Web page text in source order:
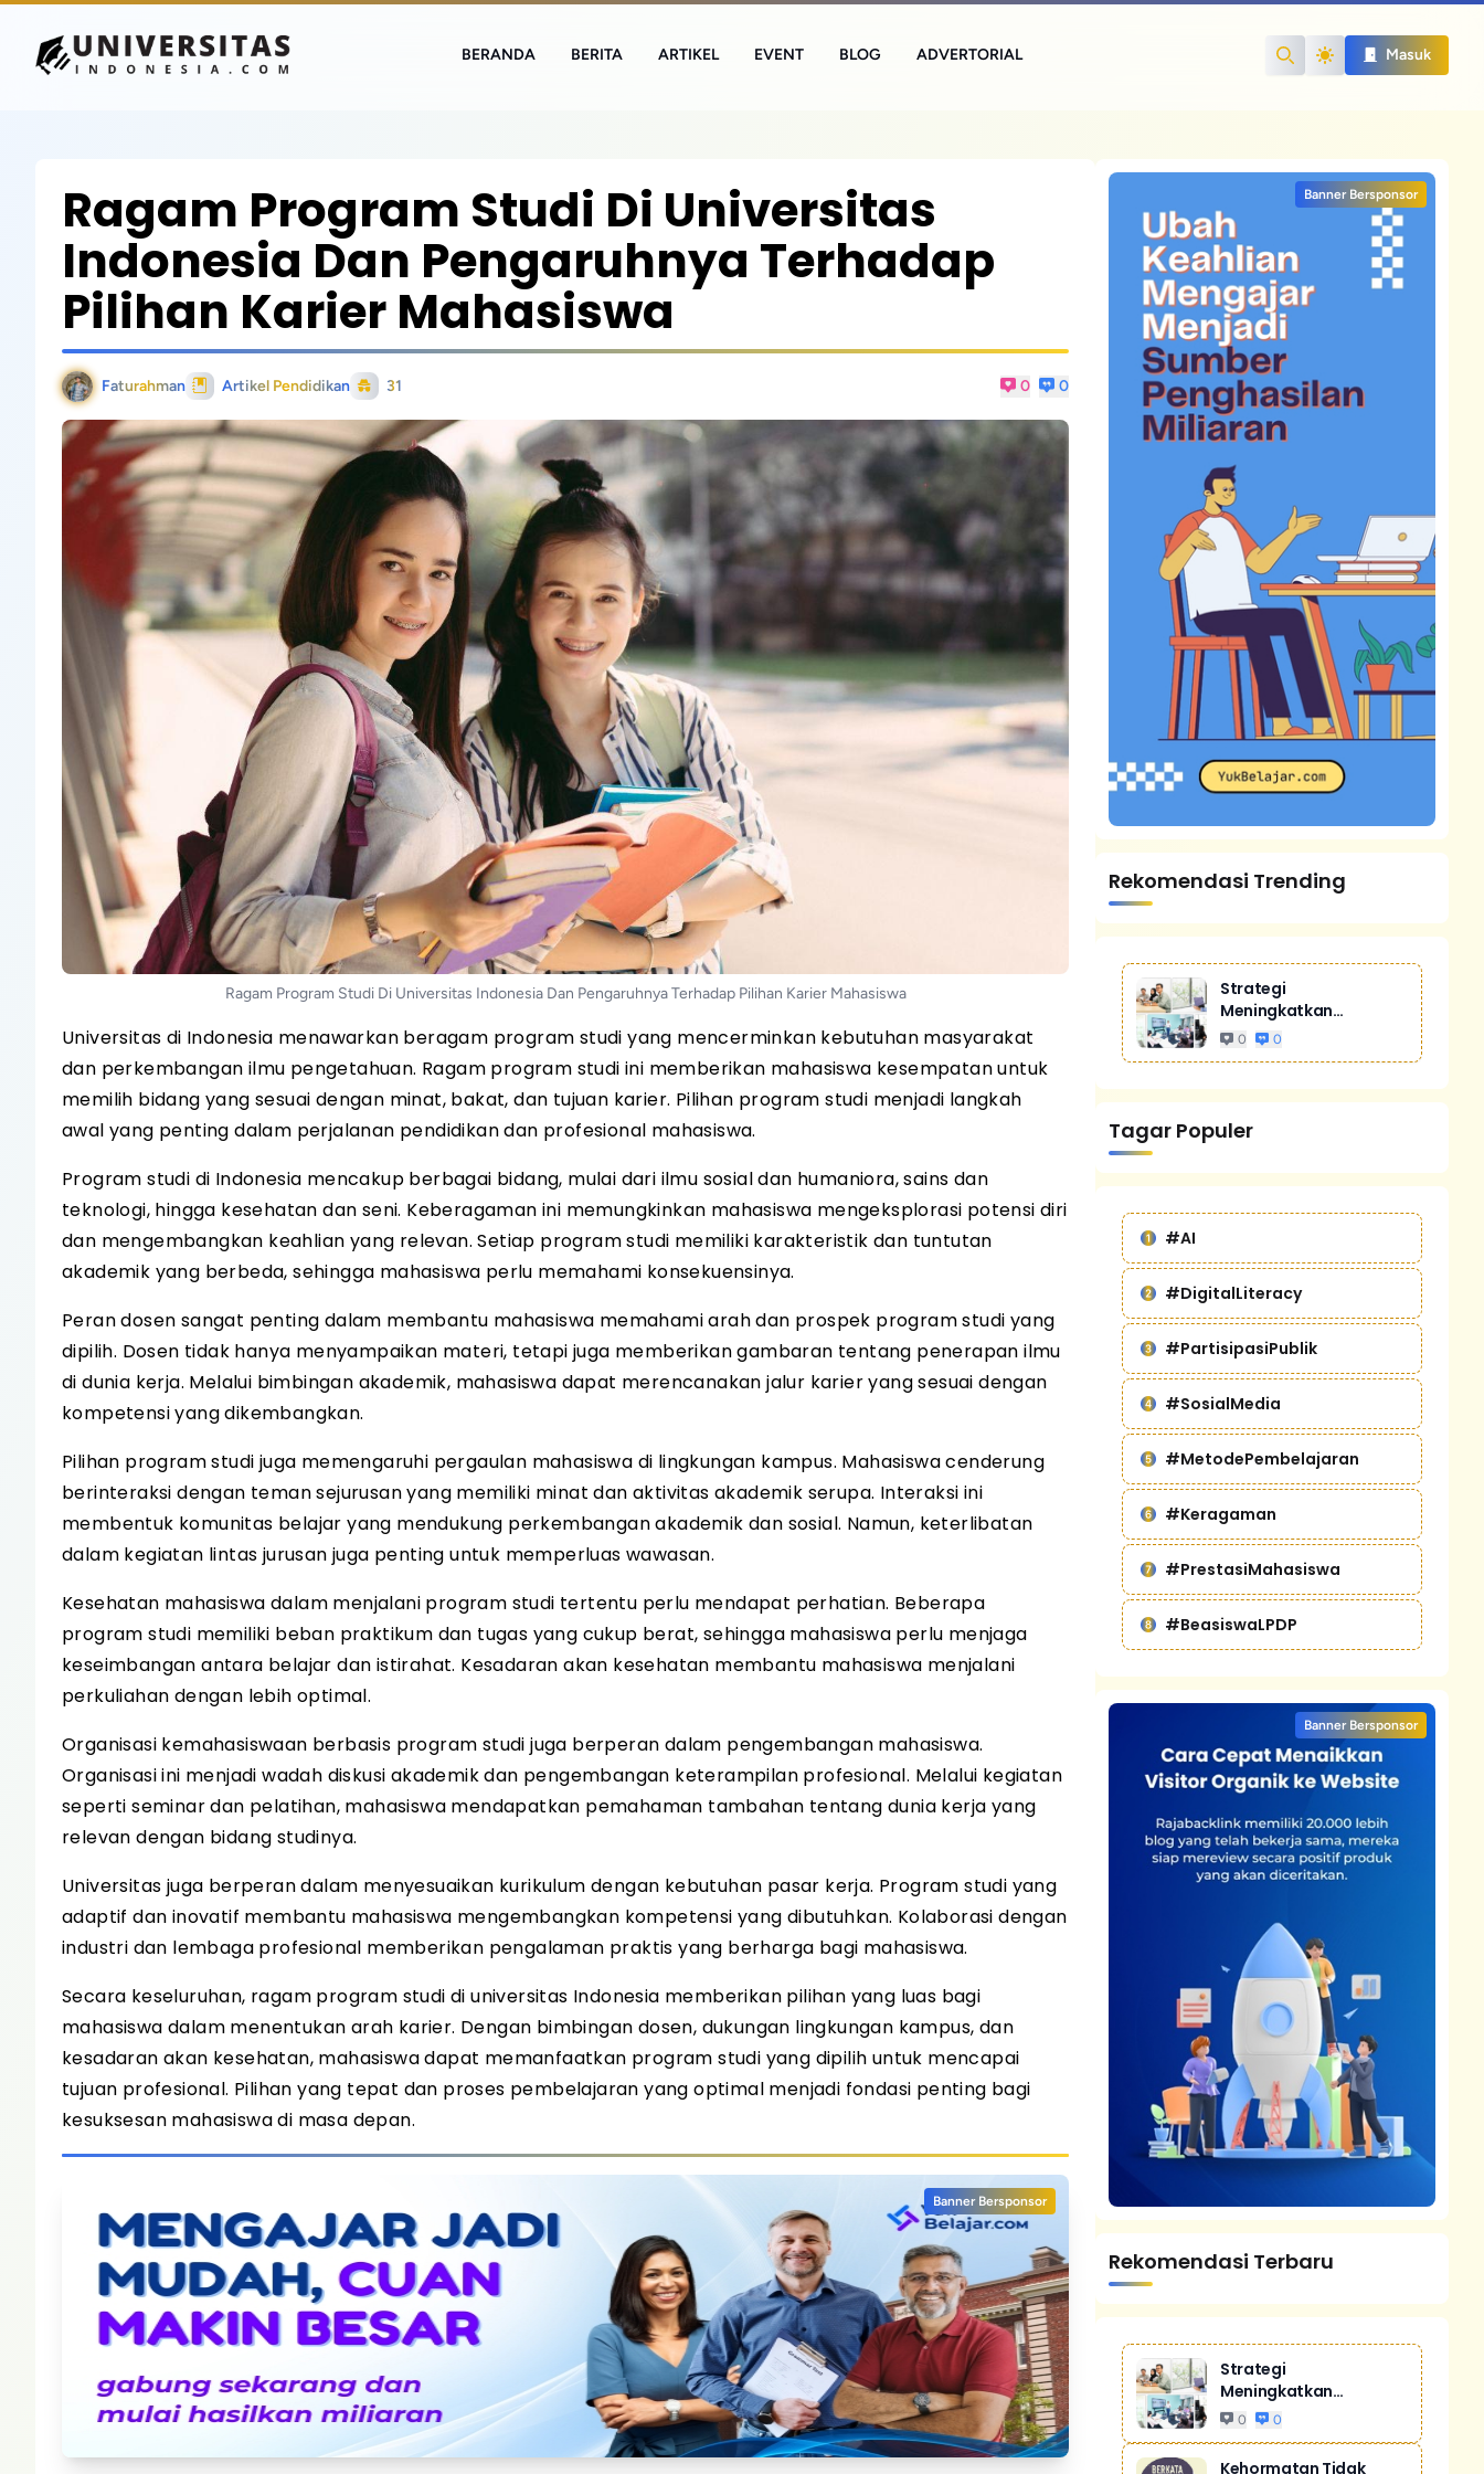
Search
Masuk
BERANDA BERITA ARTIKEL EVENT BLOG ADVERTORIAL
Ragam Program Studi Di Universitas
Indonesia Dan Pengaruhnya Terhadap
Pilihan Karier Mahasiswa
Faturahman Artikel Pendidikan 31 0 0
Ragam Program Studi Di Universitas Indonesia Dan Pengaruhnya Terhadap Pilihan Karier Mahasiswa
Universitas di Indonesia menawarkan beragam program studi yang mencerminkan kebutuhan masyarakat
dan perkembangan ilmu pengetahuan. Ragam program studi ini memberikan mahasiswa kesempatan untuk
memilih bidang yang sesuai dengan minat, bakat, dan tujuan karier. Pilihan program studi menjadi langkah
awal yang penting dalam perjalanan pendidikan dan profesional mahasiswa.
Program studi di Indonesia mencakup berbagai bidang, mulai dari ilmu sosial dan humaniora, sains dan
teknologi, hingga kesehatan dan seni. Keberagaman ini memungkinkan mahasiswa mengeksplorasi potensi diri
dan mengembangkan keahlian yang relevan. Setiap program studi memiliki karakteristik dan tuntutan
akademik yang berbeda, sehingga mahasiswa perlu memahami konsekuensinya.
Peran dosen sangat penting dalam membantu mahasiswa memahami arah dan prospek program studi yang
dipilih. Dosen tidak hanya menyampaikan materi, tetapi juga memberikan gambaran tentang penerapan ilmu
di dunia kerja. Melalui bimbingan akademik, mahasiswa dapat merencanakan jalur karier yang sesuai dengan
kompetensi yang dikembangkan.
Pilihan program studi juga memengaruhi pergaulan mahasiswa di lingkungan kampus. Mahasiswa cenderung
berinteraksi dengan teman sejurusan yang memiliki minat dan aktivitas akademik serupa. Interaksi ini
membentuk komunitas belajar yang mendukung perkembangan akademik dan sosial. Namun, keterlibatan
dalam kegiatan lintas jurusan juga penting untuk memperluas wawasan.
Kesehatan mahasiswa dalam menjalani program studi tertentu perlu mendapat perhatian. Beberapa
program studi memiliki beban praktikum dan tugas yang cukup berat, sehingga mahasiswa perlu menjaga
keseimbangan antara belajar dan istirahat. Kesadaran akan kesehatan membantu mahasiswa menjalani
perkuliahan dengan lebih optimal.
Organisasi kemahasiswaan berbasis program studi juga berperan dalam pengembangan mahasiswa.
Organisasi ini menjadi wadah diskusi akademik dan pengembangan keterampilan profesional. Melalui kegiatan
seperti seminar dan pelatihan, mahasiswa mendapatkan pemahaman tambahan tentang dunia kerja yang
relevan dengan bidang studinya.
Universitas juga berperan dalam menyesuaikan kurikulum dengan kebutuhan pasar kerja. Program studi yang
adaptif dan inovatif membantu mahasiswa mengembangkan kompetensi yang dibutuhkan. Kolaborasi dengan
industri dan lembaga profesional memberikan pengalaman praktis yang berharga bagi mahasiswa.
Secara keseluruhan, ragam program studi di universitas Indonesia memberikan pilihan yang luas bagi
mahasiswa dalam menentukan arah karier. Dengan bimbingan dosen, dukungan lingkungan kampus, dan
kesadaran akan kesehatan, mahasiswa dapat memanfaatkan program studi yang dipilih untuk mencapai
tujuan profesional. Pilihan yang tepat dan proses pembelajaran yang optimal menjadi fondasi penting bagi
kesuksesan mahasiswa di masa depan.
Banner Bersponsor
Banner Bersponsor
Rekomendasi Trending
Strategi
Meningkatkan
Penjualan Melalui
0 0
Tagar Populer
#AI
#DigitalLiteracy
#PartisipasiPublik
#SosialMedia
#MetodePembelajaran
#Keragaman
#PrestasiMahasiswa
#BeasiswaLPDP
Banner Bersponsor
Rekomendasi Terbaru
Strategi
Meningkatkan
Penjualan Melalui
0 0
Kehormatan Tidak